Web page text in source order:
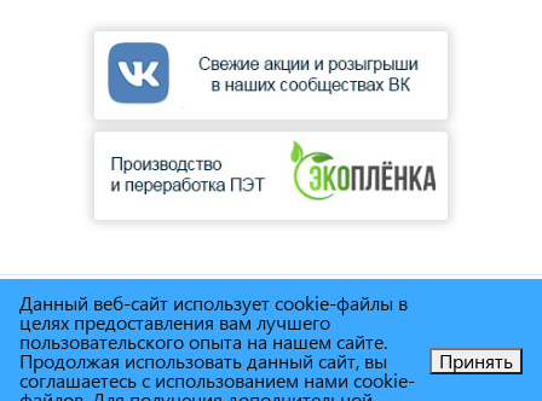
© Сеть магазинов инструмента и техники"Торговый дом
Снабженец" 1995г. - 2025г.
Позвоните нам!
Данный веб-сайт использует cookie-файлы в
целях предоставления вам лучшего
пользовательского опыта на нашем сайте.
Продолжая использовать данный сайт, вы
соглашаетесь с использованием нами cookie-
Принять